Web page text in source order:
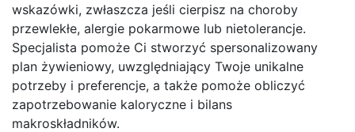
wskazówki, zwłaszcza jeśli cierpisz na choroby
przewlekłe, alergie pokarmowe lub nietolerancje.
Specjalista pomoże Ci stworzyć spersonalizowany
plan żywieniowy, uwzględniający Twoje unikalne
potrzeby i preferencje, a także pomoże obliczyć
zapotrzebowanie kaloryczne i bilans
makroskładników.